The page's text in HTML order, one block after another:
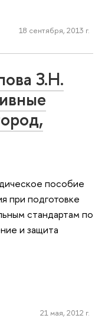
18 сентября, 2013 г.
З.Н.
пособие
при подготовке
стандартам по
и защита
21 мая, 2012 г.